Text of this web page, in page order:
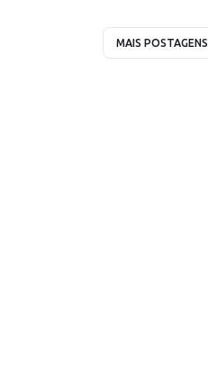
MAIS POSTAGENS